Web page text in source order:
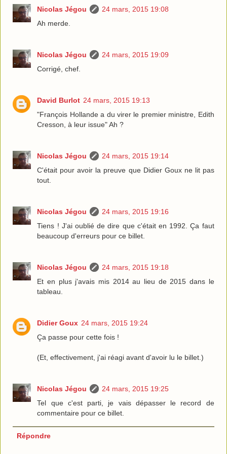
Nicolas Jégou
24 mars, 2015 19:08
Ah merde.
Nicolas Jégou
24 mars, 2015 19:09
Corrigé, chef.
David Burlot 24 mars, 2015 19:13
"François Hollande a du virer le premier ministre, Edith
Cresson, à leur issue" Ah ?
Nicolas Jégou
24 mars, 2015 19:14
C'était pour avoir la preuve que Didier Goux ne lit pas
tout.
Nicolas Jégou
24 mars, 2015 19:16
Tiens ! J'ai oublié de dire que c'était en 1992. Ça faut
beaucoup d'erreurs pour ce billet.
Nicolas Jégou
24 mars, 2015 19:18
Et en plus j'avais mis 2014 au lieu de 2015 dans le
tableau.
Didier Goux 24 mars, 2015 19:24
Ça passe pour cette fois !
(Et, effectivement, j'ai réagi avant d'avoir lu le billet.)
Nicolas Jégou
24 mars, 2015 19:25
Tel que c'est parti, je vais dépasser le record de
commentaire pour ce billet.
Répondre